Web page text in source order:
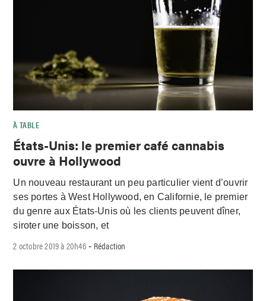
À TABLE
États-Unis: le premier café cannabis
ouvre à Hollywood
Un nouveau restaurant un peu particulier vient d’ouvrir
ses portes à West Hollywood, en Californie, le premier
du genre aux États-Unis où les clients peuvent dîner,
siroter une boisson, et
2 octobre 2019 à 20h46- Rédaction